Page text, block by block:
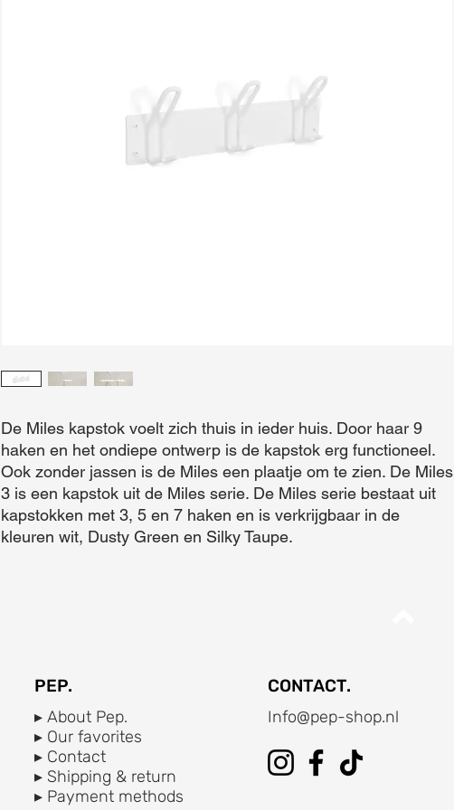
De Miles kapstok voelt zich thuis in ieder huis. Door haar 9
haken en het ondiepe ontwerp is de kapstok erg functioneel.
Ook zonder jassen is de Miles een plaatje om te zien. De Miles
3 is een kapstok uit de Miles serie. De Miles serie bestaat uit
kapstokken met 3, 5 en 7 haken en is verkrijgbaar in de
kleuren wit, Dusty Green en Silky Taupe.
PEP. CONTACT.
▸ About Pep.
▸ Our favorites
▸ Contact
▸ Shipping & return
▸ Payment methods
Info@pep-shop.nl